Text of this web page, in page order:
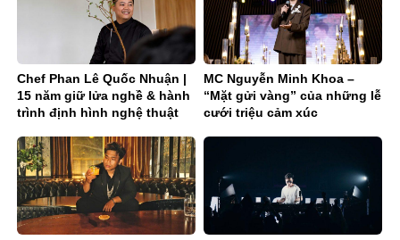
Chef Phan Lê Quốc Nhuận |
15 năm giữ lửa nghề & hành
trình định hình nghệ thuật
MC Nguyễn Minh Khoa –
“Mặt gửi vàng” của những lễ
cưới triệu cảm xúc